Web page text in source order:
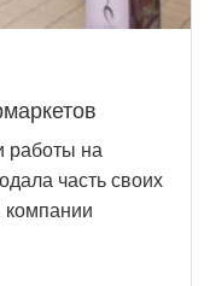
работы на
часть своих
компании